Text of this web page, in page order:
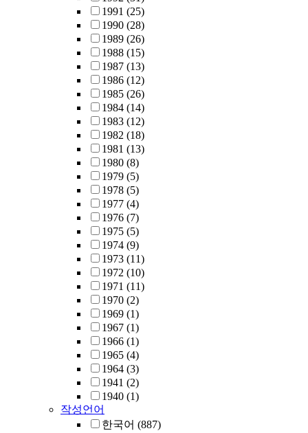
1991 (25)
1990 (28)
1989 (26)
1988 (15)
1987 (13)
1986 (12)
1985 (26)
1984 (14)
1983 (12)
1982 (18)
1981 (13)
1980 (8)
1979 (5)
1978 (5)
1977 (4)
1976 (7)
1975 (5)
1974 (9)
1973 (11)
1972 (10)
1971 (11)
1970 (2)
1969 (1)
1967 (1)
1966 (1)
1965 (4)
1964 (3)
1941 (2)
1940 (1)
작성언어
한국어 (887)